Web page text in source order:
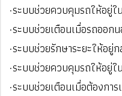
·ระบบช่วยควบคุมรถให้อยู่ใ
·ระบบช่วยเตือนเมื่อรถออก
·ระบบช่วยรักษาระยะให้อยู่
·ระบบช่วยควบคุมรถให้อยู่ใ
·ระบบช่วยเตือนเมื่อต้องกา